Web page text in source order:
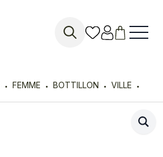
FEMME BOTTILLON
VILLE